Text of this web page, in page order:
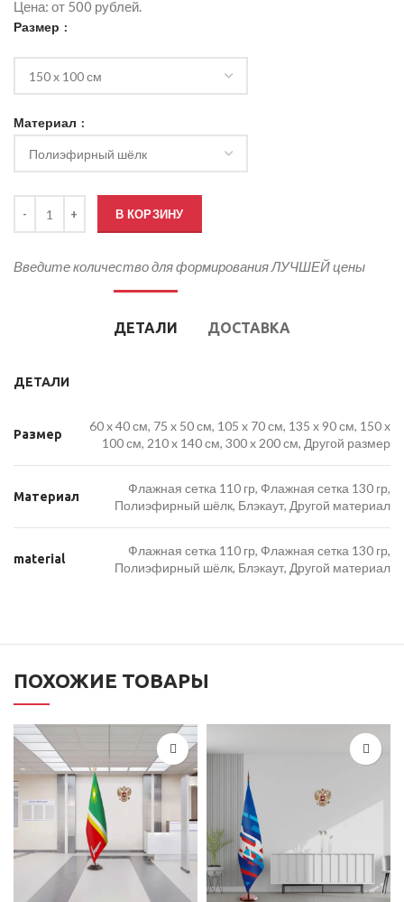
Цена: от 500 рублей.
Размер
Материал
В КОРЗИНУ
Введите количество для формирования ЛУЧШЕЙ цены
ДЕТАЛИ ДОСТАВКА
ДЕТАЛИ
Размер
60 x 40 см, 75 x 50 см, 105 x 70 см, 135 x 90 см, 150 x
100 см, 210 x 140 см, 300 x 200 см, Другой размер
Материал
Флажная сетка 110 гр, Флажная сетка 130 гр,
Полиэфирный шёлк, Блэкаут, Другой материал
material
Флажная сетка 110 гр, Флажная сетка 130 гр,
Полиэфирный шёлк, Блэкаут, Другой материал
ПОХОЖИЕ ТОВАРЫ